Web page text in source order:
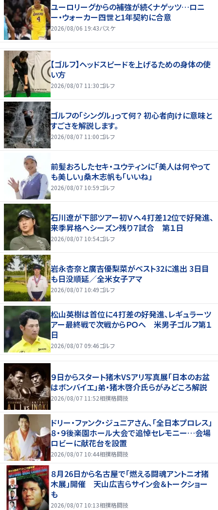
ユーロリーグからの補強が続くナゲッツ…ロニ
ー・ウォーカー四世と1年契約に合意
2026/08/06 19:43バスケ
【ゴルフ】ヘッドスピードを上げるための身体の使
い方
2026/08/07 11:30ゴルフ
ゴルフの「シングル」って何？ 初心者向けに意味と
すごさを解説します。
2026/08/07 11:00ゴルフ
前髪おろしたセキ・ユウティンに「美人は何やって
も美しい」桑木志帆も「いいね」
2026/08/07 10:59ゴルフ
石川遼が下部ツアー初Ｖへ４打差12位で好発進、
来季昇格へシーズン残り７試合 第１日
2026/08/07 10:54ゴルフ
岩永杏奈と廣吉優梨菜がベスト32に進出 3日目
も日没順延／全米女子アマ
2026/08/07 10:49ゴルフ
松山英樹は首位に４打差の好発進、レギュラーツ
アー最終戦で次戦からＰＯへ 米男子ゴルフ第１
日
2026/08/07 09:46ゴルフ
９日からスタート猪木VSアリ写真展「日本のお盆
はボンバイエ」弟・猪木啓介氏らがみどころ解説
2026/08/07 11:52相撲格闘技
ドリー・ファンク・ジュニアさん、「全日本プロレス」
８・９後楽園ホール大会で追悼セレモニー…会場
ロビーに献花台を設置
2026/08/07 10:44相撲格闘技
８月26日から名古屋で「燃える闘魂アントニオ猪
木展」開催 天山広吉らサイン会＆トークショー
も
2026/08/07 10:13相撲格闘技